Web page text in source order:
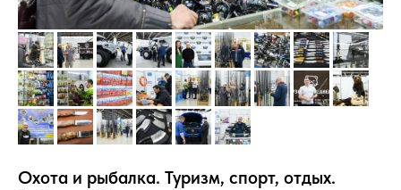
Охота и рыбалка. Туризм, спорт, отдых.